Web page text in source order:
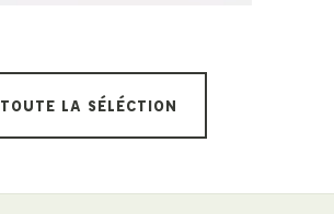
TOUTE LA SÉLÉCTION